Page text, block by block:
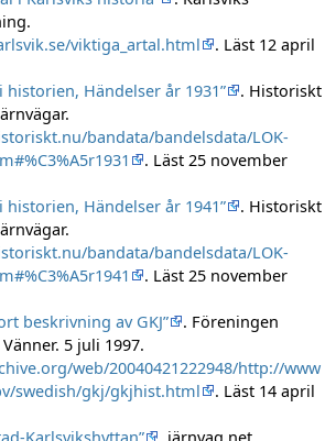
.
viktiga_artal.html
. Läst 12 april
historien, Händelser år 1931”
. Historiskt
.
bandata/bandelsdata/LOK-
. Läst 25 november
historien, Händelser år 1941”
. Historiskt
.
bandata/bandelsdata/LOK-
. Läst 25 november
beskrivning av GKJ”
. Föreningen
5 juli 1997.
web/20040421222948/http://www
swedish/gkj/gkjhist.html
. Läst 14 april